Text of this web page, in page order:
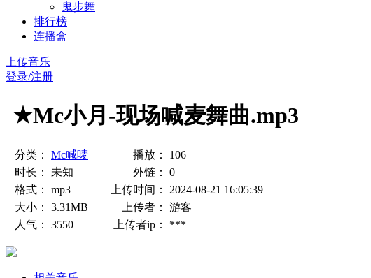
鬼步舞
排行榜
连播盒
上传音乐
登录/注册
★Mc小月-现场喊麦舞曲.mp3
分类： Mc喊唛 播放：
106
时长：
未知 外链：
0
格式：
mp3 上传时间：
2024-08-21 16:05:39
大小：
3.31MB 上传者：
游客
人气：
3550 上传者ip： ***